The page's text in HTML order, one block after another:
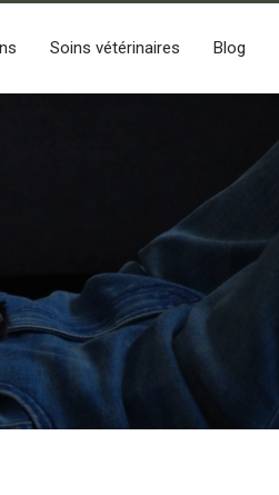
Soins vétérinaires Blog